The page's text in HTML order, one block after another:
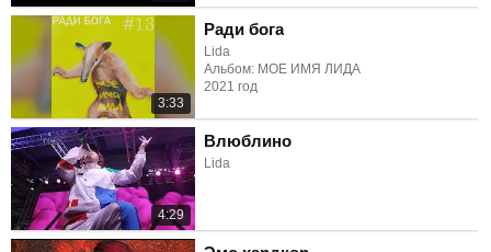
3:33
Ради бога
Lida
Альбом: МОЕ ИМЯ ЛИДА
2021 год
4:29
Влюблино
Lida